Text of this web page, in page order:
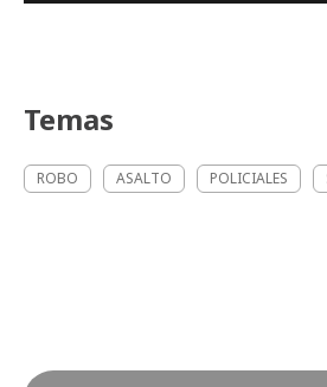
Temas
ROBO ASALTO POLICIALES